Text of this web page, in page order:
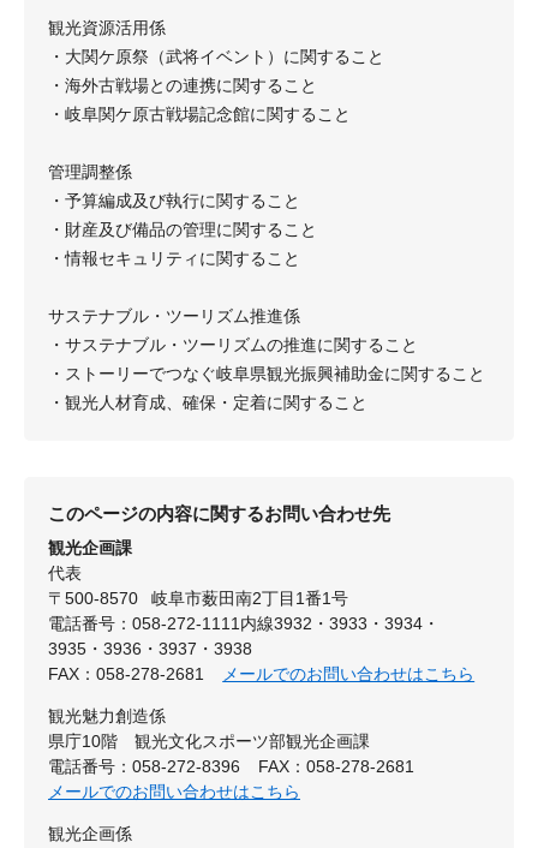
観光資源活用係
・大関ケ原祭（武将イベント）に関すること
・海外古戦場との連携に関すること
・岐阜関ケ原古戦場記念館に関すること
管理調整係
・予算編成及び執行に関すること
・財産及び備品の管理に関すること
・情報セキュリティに関すること
サステナブル・ツーリズム推進係
・サステナブル・ツーリズムの推進に関すること
・ストーリーでつなぐ岐阜県観光振興補助金に関すること
・観光人材育成、確保・定着に関すること
このページの内容に関するお問い合わせ先
観光企画課
代表
〒500-8570
岐阜市薮田南2丁目1番1号
電話番号：058-272-1111内線3932・3933・3934・
3935・3936・3937・3938
FAX：058-278-2681
メールでのお問い合わせはこちら
観光魅力創造係
県庁10階 観光文化スポーツ部観光企画課
電話番号：058-272-8396
FAX：058-278-2681
メールでのお問い合わせはこちら
観光企画係